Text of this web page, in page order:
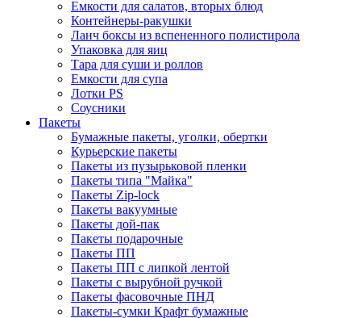
Емкости для салатов, вторых блюд
Контейнеры-ракушки
Ланч боксы из вспененного полистирола
Упаковка для яиц
Тара для суши и роллов
Емкости для супа
Лотки PS
Соусники
Пакеты
Бумажные пакеты, уголки, обертки
Курьерские пакеты
Пакеты из пузырьковой пленки
Пакеты типа "Майка"
Пакеты Zip-lock
Пакеты вакуумные
Пакеты дой-пак
Пакеты подарочные
Пакеты ПП
Пакеты ПП с липкой лентой
Пакеты с вырубной ручкой
Пакеты фасовочные ПНД
Пакеты-сумки Крафт бумажные